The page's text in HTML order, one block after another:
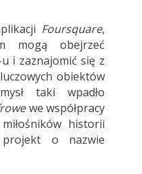
Foursquare,
mogą obejrzeć
i zaznajomić się z
obiektów
taki wpadło
we współpracy
historii
projekt o nazwie